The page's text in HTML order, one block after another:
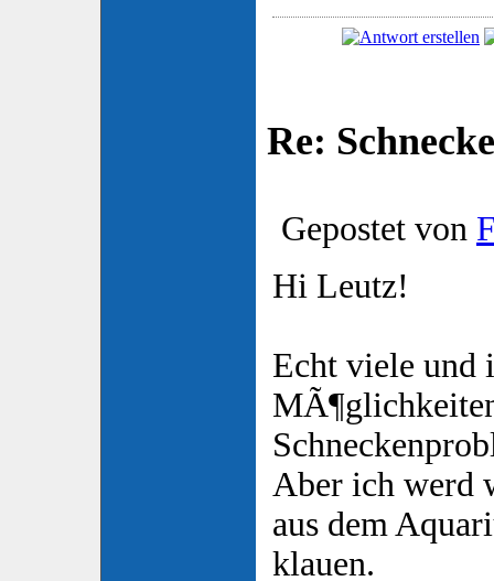
Re:
Gepostet von
Hi Leutz!
Echt viele und
Aber ich werd
aus dem
klauen.